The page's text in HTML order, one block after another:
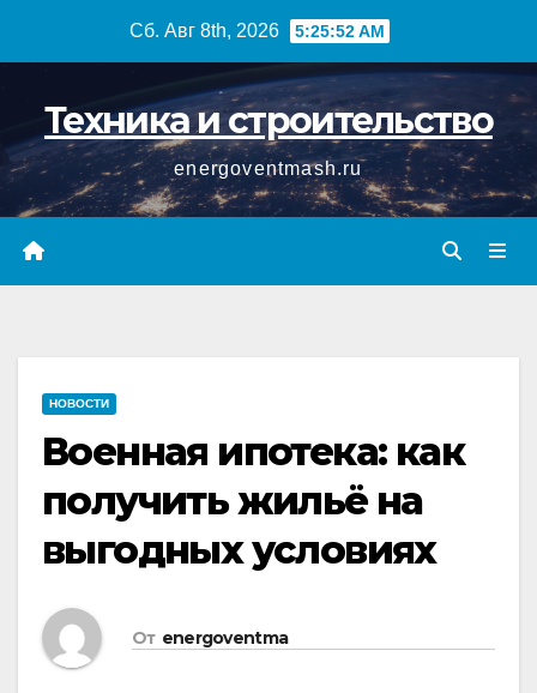
Сб. Авг 8th, 2026 5:25:53 AM
Техника и строительство
energoventmash.ru
НОВОСТИ
Военная ипотека: как
получить жильё на
выгодных условиях
От energoventma